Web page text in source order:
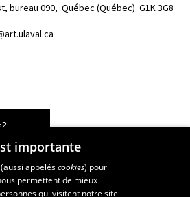
bureau 090, Québec (Québec)  G1K 3G8
YouTube
importante
appeléscookies) pour
permettent de mieux
qui visitent notre site